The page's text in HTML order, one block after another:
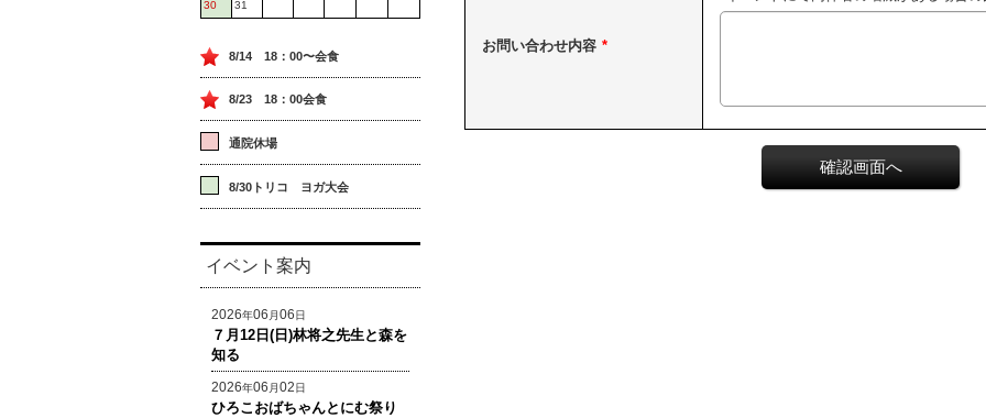
30 31
8/14 18：00〜会食
8/23 18：00会食
通院休場
8/30トリコ ヨガ大会
イベント案内
2026年06 月06日
７月12日(日)林将之先生と森を
知る
2026年06 月02日
ひろこおばちゃんとにむ祭り
お問い合わせ内容 *